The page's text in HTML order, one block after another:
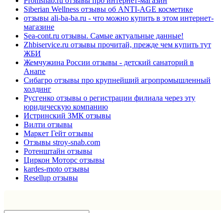
Siberian Wellness отзывы об ANTI-AGE косметике
отзывы ali-ba-ba.ru - что можно купить в этом интернет-
магазине
Sea-cont.ru отзывы. Самые актуальные данные!
Zhbiservice.ru отзывы прочитай, прежде чем купить тут
ЖБИ
Жемчужина России отзывы - детский санаторий в
Анапе
Сибагро отзывы про крупнейший агропромышленный
холдинг
Русгенко отзывы о регистрации филиала через эту
юридическую компанию
Истринский ЗМК отзывы
Вилти отзывы
Маркет Гейт отзывы
Отзывы stroy-snab.com
Ротенштайн отзывы
Циркон Моторс отзывы
kardes-moto отзывы
Resellup отзывы